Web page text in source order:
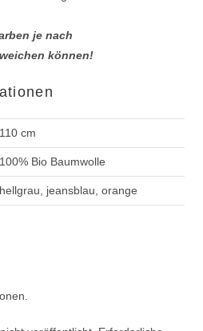
je nach
können!
110 cm
100% Bio Baumwolle
hellgrau, jeansblau, orange